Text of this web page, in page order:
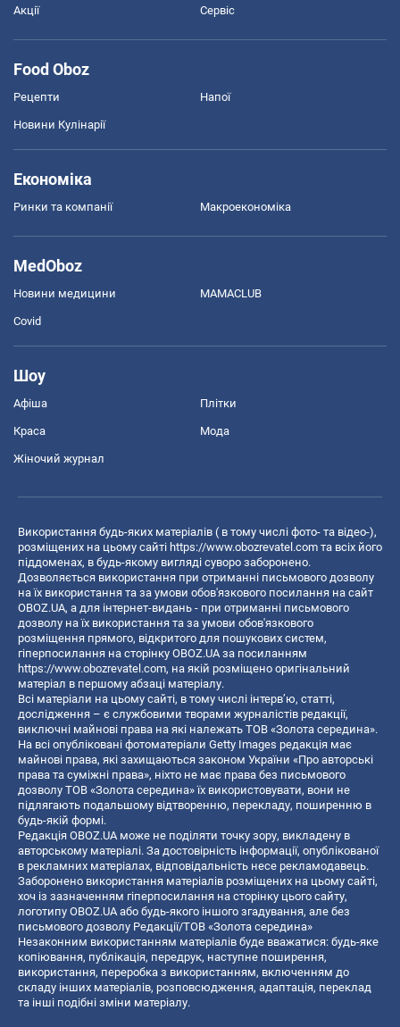
Акції Сервіс
Food Oboz
Рецепти Напої
Новини Кулінарії
Економіка
Ринки та компанії Макроекономіка
MedOboz
Новини медицини MAMACLUB
Covid
Шоу
Афіша Плітки
Краса Мода
Жіночий журнал
Використання будь-яких матеріалів ( в тому числі фото- та відео-),
розміщених на цьому сайті https://www.obozrevatel.com та всіх його
піддоменах, в будь-якому вигляді суворо заборонено.
Дозволяється використання при отриманні письмового дозволу
на їх використання та за умови обов'язкового посилання на сайт
OBOZ.UA, а для інтернет-видань - при отриманні письмового
дозволу на їх використання та за умови обов'язкового
розміщення прямого, відкритого для пошукових систем,
гіперпосилання на сторінку OBOZ.UA за посиланням
https://www.obozrevatel.com, на якій розміщено оригінальний
матеріал в першому абзаці матеріалу.
Всі матеріали на цьому сайті, в тому числі інтерв’ю, статті,
дослідження – є службовими творами журналістів редакції,
виключні майнові права на які належать ТОВ «Золота середина».
На всі опубліковані фотоматеріали Getty Images редакція має
майнові права, які захищаються законом України «Про авторські
права та суміжні права», ніхто не має права без письмового
дозволу ТОВ «Золота середина» їх використовувати, вони не
підлягають подальшому відтворенню, перекладу, поширенню в
будь-якій формі.
Редакція OBOZ.UA може не поділяти точку зору, викладену в
авторському матеріалі. За достовірність інформації, опублікованої
в рекламних матеріалах, відповідальність несе рекламодавець.
Заборонено використання матеріалів розміщених на цьому сайті,
хоч із зазначенням гіперпосилання на сторінку цього сайту,
логотипу OBOZ.UA або будь-якого іншого згадування, але без
письмового дозволу Редакції/ТОВ «Золота середина»
Незаконним використанням матеріалів буде вважатися: будь-яке
копiювання, публiкацiя, передрук, наступне поширення,
використання, переробка з використанням, включенням до
складу інших матеріалів, розповсюдження, адаптація, переклад
та інші подібні зміни матеріалу.